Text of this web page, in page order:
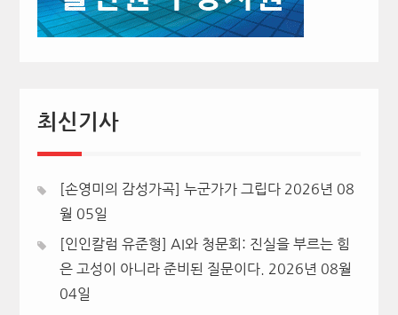
최신기사
[손영미의 감성가곡] 누군가가 그립다 2026년 08
월 05일
[인인칼럼 유준형] AI와 청문회: 진실을 부르는 힘
은 고성이 아니라 준비된 질문이다.
2026년 08월
04일